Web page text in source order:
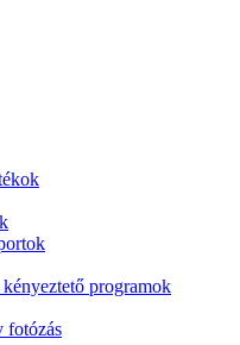
programok
fotózás